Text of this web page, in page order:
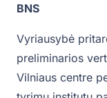
BNS
Vyriausybė
preliminarios
Vilniaus centre